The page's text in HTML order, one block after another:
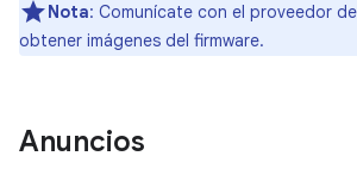
Nota: Comunícate con el proveedor
obtener imágenes del firmware.
Anuncios